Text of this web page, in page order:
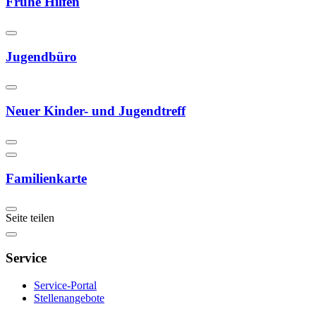
Jugendbüro
Neuer Kinder- und Jugendtreff
Familienkarte
Seite teilen
Service
Service-Portal
Stellenangebote